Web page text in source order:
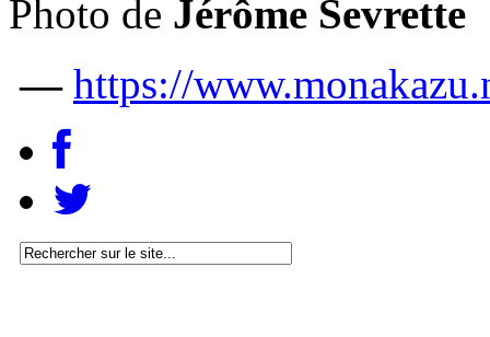
Photo de Jérôme Sevrette
— https://